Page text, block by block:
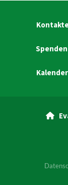
Spenden
Kalender
